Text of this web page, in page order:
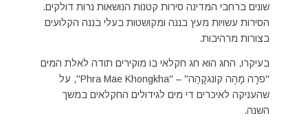
שונים ברחבי המדינה סירות קטנות הנושאות נרות דולקים.
הסירות עשויות מעץ בננה ומקושטות בעלי בננה הקלועים
בצורות מרהיבות.
בעיקרו, החג הוא חג חקלאי בו מוקירים תודה לאלת המים
"פרָה מָהֶה קוֹנגקָהַה" – "Phra Mae Khongkha", על
שהעניקה לאיכרים די מים לגידולים החקלאים במשך
השנה.